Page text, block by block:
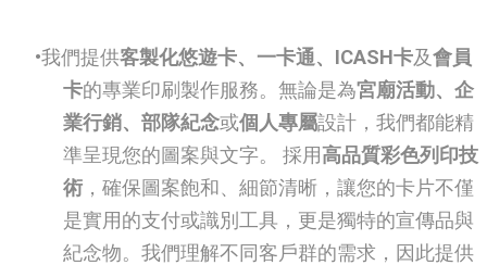
我們提供客製化悠遊卡、一卡通、ICASH卡及會員
卡的專業印刷製作服務。無論是為宮廟活動、企
業行銷、部隊紀念或個人專屬設計，我們都能精
準呈現您的圖案與文字。 採用高品質彩色列印技
術 ，確保圖案飽和、細節清晰，讓您的卡片不僅
是實用的支付或識別工具，更是獨特的宣傳品與
紀念物。我們理解不同客戶群的需求，因此提供